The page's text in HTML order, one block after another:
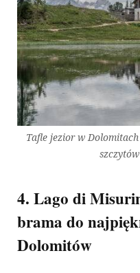
Tafle jezior w
4. Lago di
brama do
Dolomitów